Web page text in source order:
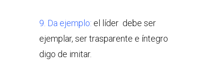
9. Da ejemplo: el líder debe ser
ejemplar, ser trasparente e íntegro
digo de imitar.